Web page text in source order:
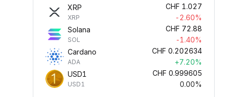
XRP
XRP
CHF 1.027
-2.60%
Solana
SOL
CHF 72.88
-1.40%
Cardano
ADA
CHF 0.202634
+7.20%
USD1
USD1
CHF 0.999605
0.00%